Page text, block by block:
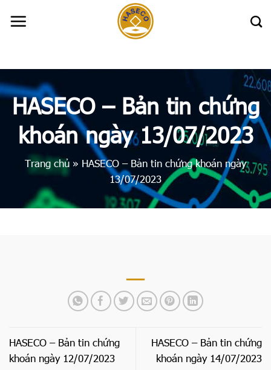
HASECO – Bản tin chứng
khoán ngày 13/07/2023
Trang chủ » HASECO – Bản tin chứng khoán ngày
13/07/2023
HASECO – Bản tin chứng
khoán ngày 12/07/2023
HASECO – Bản tin chứng
khoán ngày 14/07/2023